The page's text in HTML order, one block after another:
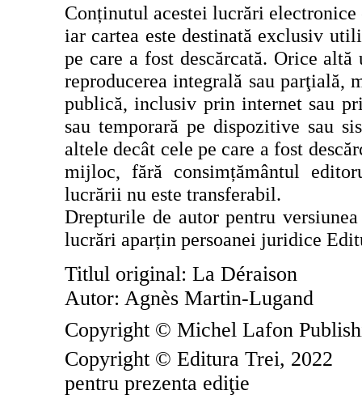
Conținutul acestei lucrări
iar cartea este destinată exclusiv
pe care a fost descărcată. Orice
reproducerea integrală sau parţială,
publică, inclusiv prin internet sau
sau temporară pe dispozitive sau
altele decât cele pe care a fost
mijloc, fără consimțământul
lucrării nu este transferabil.
Drepturile de autor pentru
lucrări aparțin persoanei juridice
Titlul original: La Déraison
Autor: Agnès Martin-Lugand
Copyright © Michel Lafon
Copyright © Editura Trei, 2022
pentru prezenta ediţie